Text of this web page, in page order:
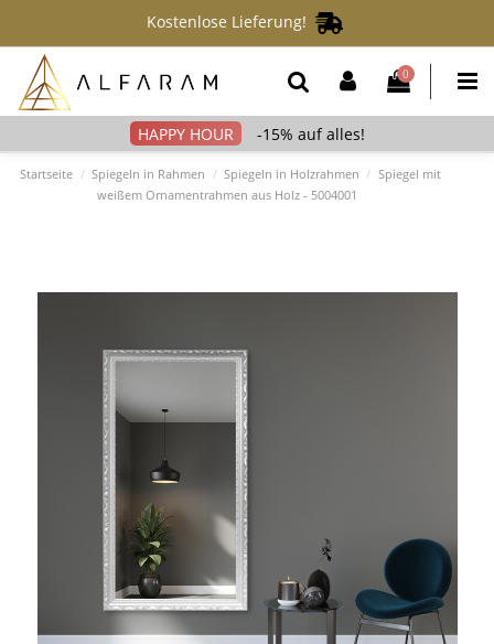
Kostenlose Lieferung!
0
-15% auf alles!
Startseite Spiegeln in Rahmen Spiegeln in Holzrahmen
Spiegel mit
weißem Ornamentrahmen aus Holz - 5004001